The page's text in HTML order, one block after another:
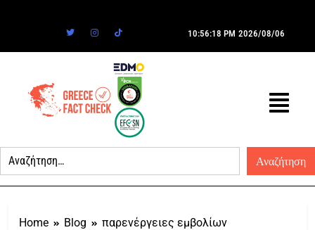
10:56:18 PM 2026/08/06
Home Blog παρενέργειες εμβολίων